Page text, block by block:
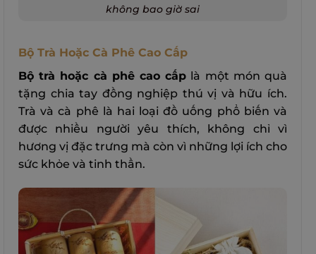
không bao giờ sai
Bộ Trà Hoặc Cà Phê Cao Cấp
Bộ trà hoặc cà phê cao cấp là một món quà
tặng chia tay đồng nghiệp thú vị và hữu ích.
Trà và cà phê là hai loại đồ uống phổ biến và
được nhiều người yêu thích, không chỉ vì
hương vị đặc trưng mà còn vì những lợi ích cho
sức khỏe và tinh thần.